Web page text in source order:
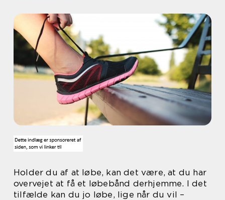
Holder du af at løbe, kan det være, at du har
overvejet at få et løbebånd derhjemme. I det
tilfælde kan du jo løbe, lige når du vil –